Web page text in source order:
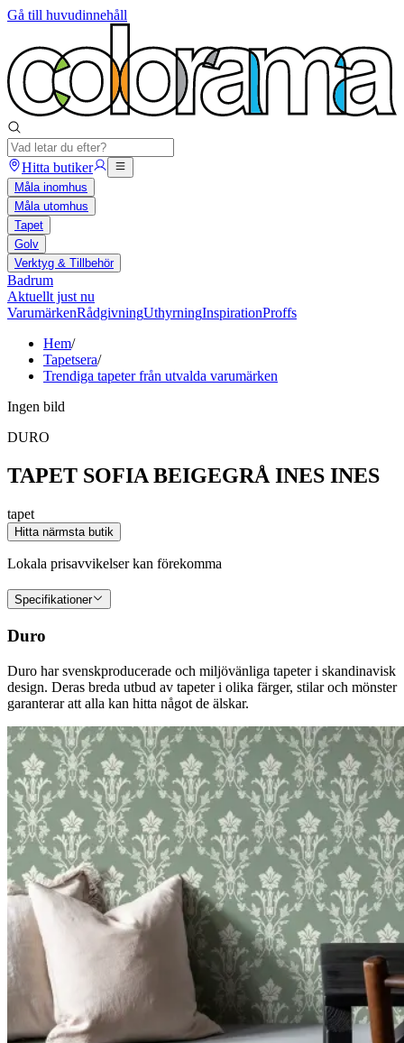
Gå till huvudinnehåll
Hitta butiker
Måla inomhus
Måla utomhus
Tapet
Golv
Verktyg & Tillbehör
Badrum
Aktuellt just nu
VarumärkenRådgivningUthyrningInspirationProffs
Hem/
Tapetsera/
Trendiga tapeter från utvalda varumärken
Ingen bild
DURO
TAPET SOFIA BEIGEGRÅ INES INES
tapet
Hitta närmsta butik
Lokala prisavvikelser kan förekomma
Specifikationer
Duro
Duro har svenskproducerade och miljövänliga tapeter i skandinavisk
design. Deras breda utbud av tapeter i olika färger, stilar och mönster
garanterar att alla kan hitta något de älskar.